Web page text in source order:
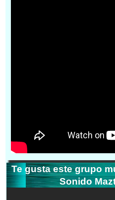
Te gusta este grupo
Sonido